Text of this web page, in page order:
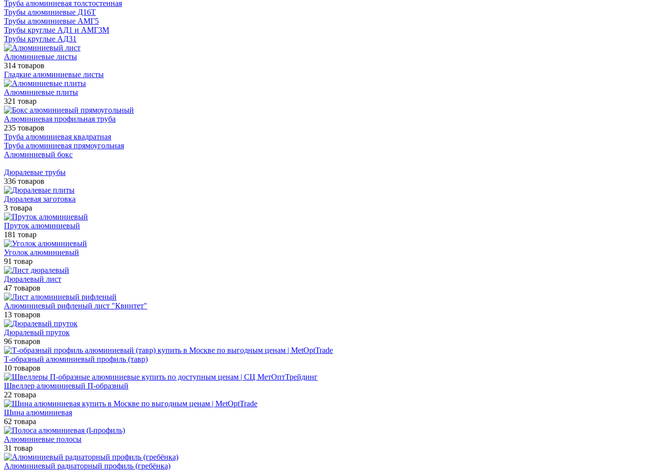
Труба алюминиевая толстостенная
Трубы алюминиевые Д16Т
Трубы алюминиевые АМГ5
Трубы круглые АД1 и АМГ3М
Трубы круглые АД31
Алюминиевые листы
314 товаров
Гладкие алюминиевые листы
Алюминиевые плиты
321 товар
Алюминиевая профильная труба
235 товаров
Труба алюминиевая квадратная
Труба алюминиевая прямоугольная
Алюминиевый бокс
Дюралевые трубы
336 товаров
Дюралевая заготовка
3 товара
Пруток алюминиевый
181 товар
Уголок алюминиевый
91 товар
Дюралевый лист
47 товаров
Алюминиевый рифленый лист "Квинтет"
13 товаров
Дюралевый пруток
96 товаров
Т-образный алюминиевый профиль (тавр)
10 товаров
Швеллер алюминиевый П-образный
22 товара
Шина алюминиевая
62 товара
Алюминиевые полосы
31 товар
Алюминиевый радиаторный профиль (гребёнка)